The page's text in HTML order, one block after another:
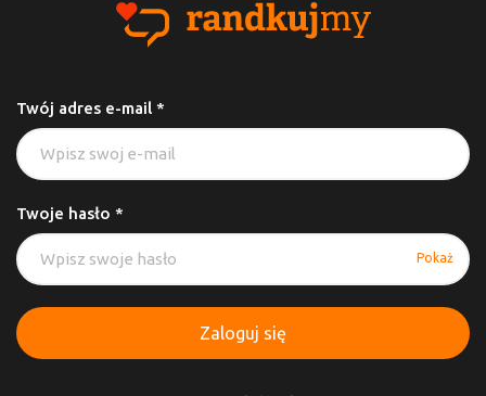
Twój adres e-mail *
Twoje hasło *
Pokaż
Zaloguj się